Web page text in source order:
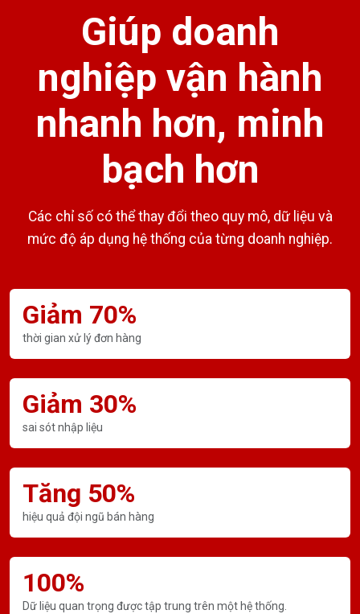
Giúp doanh
nghiệp vận hành
nhanh hơn, minh
bạch hơn
Các chỉ số có thể thay đổi theo quy mô, dữ liệu và
mức độ áp dụng hệ thống của từng doanh nghiệp.
Giảm 70%
thời gian xử lý đơn hàng
Giảm 30%
sai sót nhập liệu
Tăng 50%
hiệu quả đội ngũ bán hàng
100%
Dữ liệu quan trọng được tập trung trên một hệ thống.